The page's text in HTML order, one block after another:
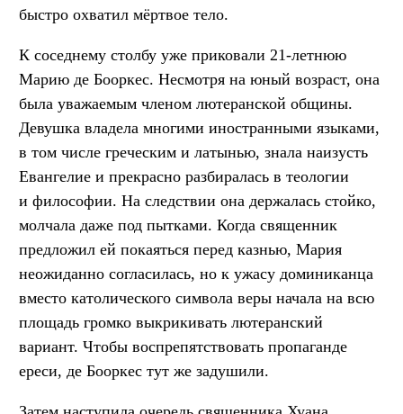
быстро охватил мёртвое тело.
К соседнему столбу уже приковали 21-летнюю
Марию де Бооркес. Несмотря на юный возраст, она
была уважаемым членом лютеранской общины.
Девушка владела многими иностранными языками,
в том числе греческим и латынью, знала наизусть
Евангелие и прекрасно разбиралась в теологии
и философии. На следствии она держалась стойко,
молчала даже под пытками. Когда священник
предложил ей покаяться перед казнью, Мария
неожиданно согласилась, но к ужасу доминиканца
вместо католического символа веры начала на всю
площадь громко выкрикивать лютеранский
вариант. Чтобы воспрепятствовать пропаганде
ереси, де Бооркес тут же задушили.